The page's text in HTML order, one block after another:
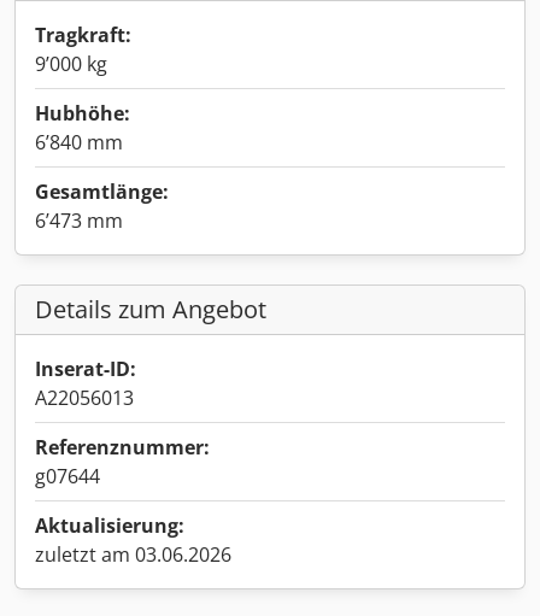
Tragkraft:
9’000 kg
Hubhöhe:
6’840 mm
Gesamtlänge:
6’473 mm
Details zum Angebot
Inserat-ID:
A22056013
Referenznummer:
g07644
Aktualisierung:
zuletzt am 03.06.2026